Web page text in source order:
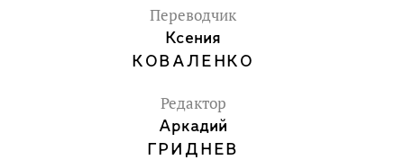
Переводчик
Ксения
КОВАЛЕНКО
Редактор
Аркадий
ГРИДНЕВ